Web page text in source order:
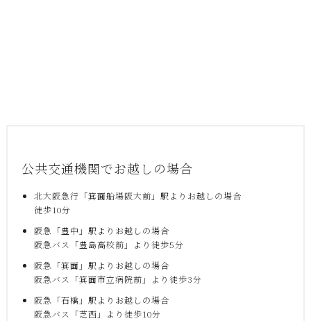
公共交通機関でお越しの場合
北大阪急行「箕面船場阪大前」駅よりお越しの場合
徒歩10分
阪急「豊中」駅よりお越しの場合
阪急バス「豊島高校前」より徒歩5分
阪急「箕面」駅よりお越しの場合
阪急バス「箕面市立病院前」より徒歩3分
阪急「石橋」駅よりお越しの場合
阪急バス「芝西」より徒歩10分